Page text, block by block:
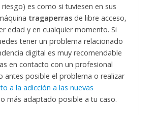
es como si tuviesen en sus
tragaperras de libre acceso,
edad y en cualquier momento. Si
tener un problema relacionado
digital es muy recomendable
en contacto con un profesional
antes posible el problema o realizar
a la adicción a las nuevas
más adaptado posible a tu caso.